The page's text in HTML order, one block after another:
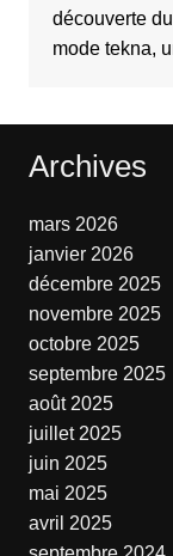
découverte
mode tekna,
Archives
mars 2026
janvier 2026
décembre 2025
novembre 2025
octobre 2025
septembre 2025
août 2025
juillet 2025
juin 2025
mai 2025
avril 2025